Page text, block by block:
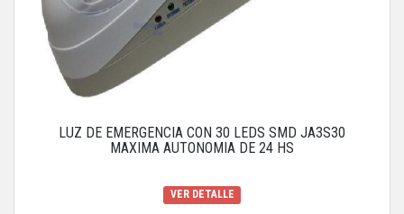
LUZ DE EMERGENCIA CON 30 LEDS SMD JA3S30
MAXIMA AUTONOMIA DE 24 HS
VER DETALLE